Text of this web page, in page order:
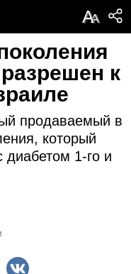
АА
к
продаваемый в
который
диабетом 1-го и